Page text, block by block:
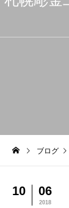
ブログ
10 06
2018